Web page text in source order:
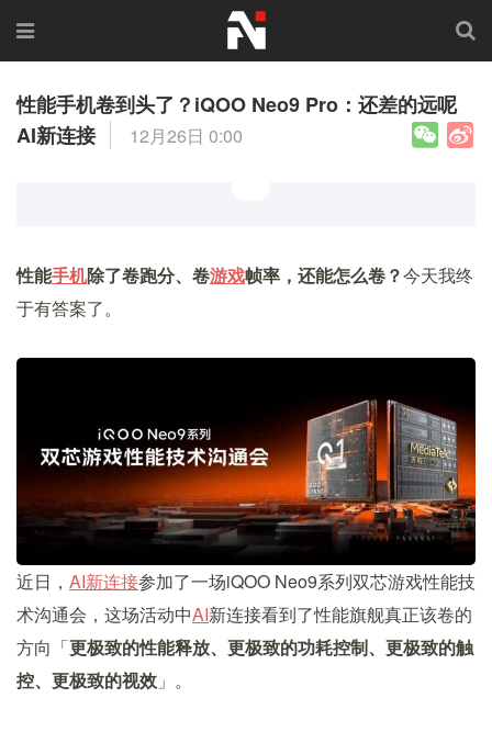
性能手机卷到头了？iQOO Neo9 Pro：还差的远呢
AI新连接
12月26日 0:00
性能手机除了卷跑分、卷游戏帧率，还能怎么卷？今天我终
于有答案了。
近日， AI新连接参加了一场iQOO Neo9系列双芯游戏性能技
术沟通会，这场活动中AI新连接看到了性能旗舰真正该卷的
方向「更极致的性能释放、更极致的功耗控制、更极致的触
控、更极致的视效 」。